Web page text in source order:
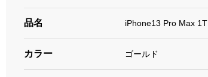
品名 iPhone13 Pro Max
カラー ゴールド